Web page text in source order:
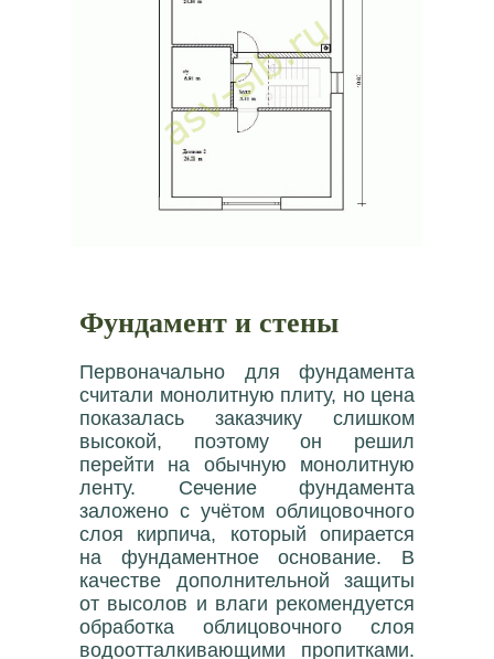
Фундамент и стены
Первоначально для фундамента
считали монолитную плиту, но цена
показалась заказчику слишком
высокой, поэтому он решил
перейти на обычную монолитную
ленту. Сечение фундамента
заложено с учётом облицовочного
слоя кирпича, который опирается
на фундаментное основание. В
качестве дополнительной защиты
от высолов и влаги рекомендуется
обработка облицовочного слоя
водоотталкивающими пропитками.